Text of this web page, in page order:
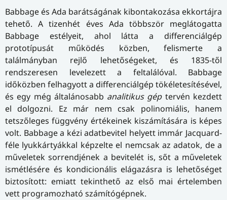
Babbage és Ada barátságának kibontakozása ekkortájra
tehető. A tizenhét éves Ada többször meglátogatta
Babbage estélyeit, ahol látta a differenciálgép
prototípusát működés közben, felismerte a
találmányban rejlő lehetőségeket, és 1835-től
rendszeresen levelezett a feltalálóval. Babbage
időközben felhagyott a differenciálgép tökéletesítésével,
és egy még általánosabb analitikus géptervén kezdett
el dolgozni. Ez már nem csak polinomiális, hanem
tetszőleges függvény értékeinek kiszámítására is képes
volt. Babbage a kézi adatbevitel helyett immár Jacquard-
féle lyukkártyákkal képzelte el nemcsak az adatok, de a
műveletek sorrendjének a bevitelét is, sőt a műveletek
ismétlésére és kon­di­ci­o­ná­lis elágazásra is lehetőséget
biztosított: emiatt tekinthető az első mai értelemben
vett programozható számítógépnek.